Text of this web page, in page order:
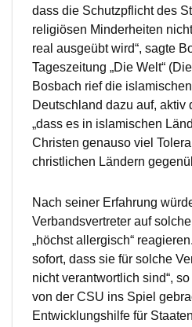
dass die Schutzpflicht des
religiösen Minderheiten
real ausgeübt wird“, sagte
Tageszeitung „Die Welt“
Bosbach rief die
Deutschland dazu auf, aktiv
„dass es in islamischen
Christen genauso viel
christlichen Ländern
Nach seiner Erfahrung
Verbandsvertreter auf
„höchst allergisch“
sofort, dass sie für solche
nicht verantwortlich sind“,
von der CSU ins Spiel
Entwicklungshilfe für